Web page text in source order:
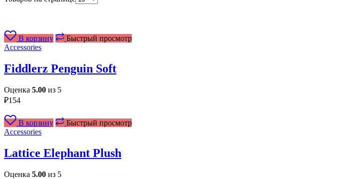
В корзину
Быстрый просмотр
Accessories
Fiddlerz Penguin Soft
Оценка 5.00 из 5
₽154
В корзину
Быстрый просмотр
Accessories
Lattice Elephant Plush
Оценка 5.00 из 5